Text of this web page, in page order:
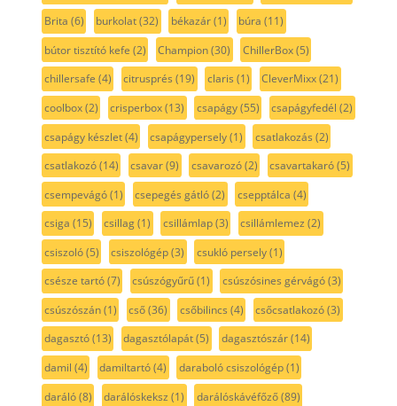
Brita (6) burkolat(32) békazár(1) búra (11)
bútor tisztító kefe (2) Champion(30) ChillerBox(5)
chillersafe (4) citrusprés (19) claris (1) CleverMixx(21)
coolbox(2) crisperbox(13) csapágy(55) csapágyfedél (2)
csapágy készlet(4) csapágypersely(1) csatlakozás (2)
csatlakozó(14) csavar(9) csavarozó(2) csavartakaró(5)
csempevágó(1) csepegés gátló(2) csepptálca (4)
csiga (15) csillag(1) csillámlap(3) csillámlemez (2)
csiszoló(5) csiszológép(3) csukló persely(1)
csésze tartó(7) csúszógyűrű(1) csúszósines gérvágó(3)
csúszószán(1) cső(36) csőbilincs (4) csőcsatlakozó(3)
dagasztó(13) dagasztólapát(5) dagasztószár(14)
damil (4) damiltartó(4) daraboló csiszológép(1)
daráló(8) darálóskeksz (1) darálóskávéfőző(89)